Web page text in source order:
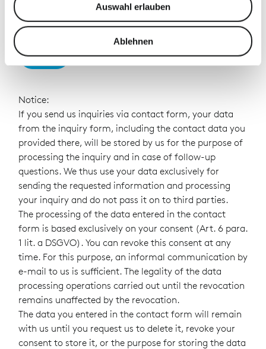
zu können und die Zugriffe auf unsere Website zu
analysieren. Außerdem geben wir Informationen zu Ihrer
Verwendung unserer Website an unsere Partner für
soziale Medien, Werbung und Analysen weiter. Unsere
Partner führen diese Informationen möglicherweise mit
haben oder die sie im Rahmen Ihrer Nutzung der Dienste
gesammelt haben.
Auswahl erlauben
Ablehnen
Send
Notice:
If you send us inquiries via contact form, your data
from the inquiry form, including the contact data you
provided there, will be stored by us for the purpose of
processing the inquiry and in case of follow-up
questions. We thus use your data exclusively for
sending the requested information and processing
your inquiry and do not pass it on to third parties.
The processing of the data entered in the contact
form is based exclusively on your consent (Art. 6 para.
1 lit. a DSGVO). You can revoke this consent at any
time. For this purpose, an informal communication by
e-mail to us is sufficient. The legality of the data
processing operations carried out until the revocation
remains unaffected by the revocation.
The data you entered in the contact form will remain
with us until you request us to delete it, revoke your
consent to store it, or the purpose for storing the data